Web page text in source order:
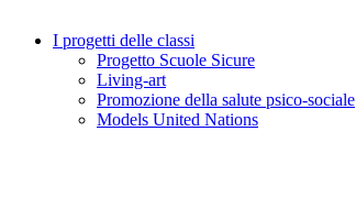
I progetti delle classi
Progetto Scuole Sicure
Living-art
Promozione della salute psico-sociale
Models United Nations